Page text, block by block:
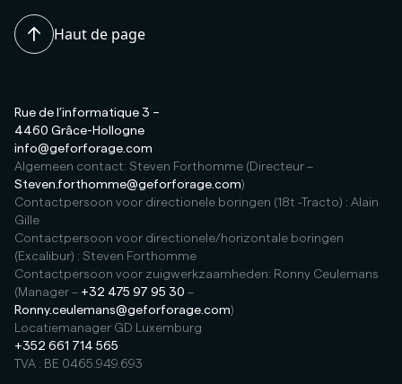
Haut de page
Rue de l’informatique 3 –
4460 Grâce-Hollogne
info@geforforage.com
Algemeen contact: Steven Forthomme (Directeur –
Steven.forthomme@geforforage.com)
Contactpersoon voor directionele boringen (18t -Tracto) : Alain
Gille
Contactpersoon voor directionele/horizontale boringen
(Excalibur) : Steven Forthomme
Contactpersoon voor zuigwerkzaamheden: Ronny Ceulemans
(Manager – +32 475 97 95 30 –
Ronny.ceulemans@geforforage.com)
Locatiemanager GD Luxemburg
+352 661 714 565
TVA : BE 0465.949.693